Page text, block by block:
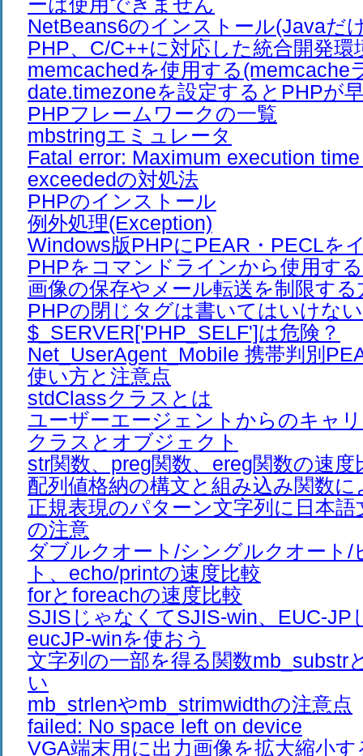
NetBeans6のインストール(Javaだ
PHP、C/C++に対応した統合開発環
memcachedを使用する(memcache
date.timezoneを設定するとPHPが
PHPフレームワークの一覧
mbstringエミュレータ
Fatal error: Maximum execution
exceededの対処法
PHPのインストール
例外処理(Exception)
Windows版PHPにPEAR・PECLを
PHPをコマンドラインから使用す
画像の保存やメール転送を制限する
PHPの閉じタグは書いてはいけない
$_SERVER['PHP_SELF']は危険？
Net_UserAgent_Mobile 携帯判別
使い方と注意点
stdClassクラスとは
ユーザーエージェントからのキャ
クラスとオブジェクト
str関数、preg関数、ereg関数の速度
配列値格納の構文と組み込み関数に
正規表現のパターン文字列に日本
の注意
ダブルクオート/シングルクオート/
ト、echo/printの速度比較
forとforeachの速度比較
SJISじゃなくてSJIS-win、EUC-JP
eucJP-winを使おう
文字列の一部を得る関数mb_substr
い
mb_strlenやmb_strimwidthの注意点
failed: No space left on device
VGA端末用に出力画像を拡大縮小す